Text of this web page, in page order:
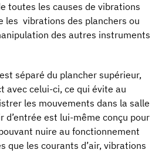
toutes les causes de vibrations
les vibrations des planchers ou
des autres instruments
séparé du plancher supérieur,
avec celui-ci, ce qui évite au
les mouvements dans la salle
d’entrée est lui-même conçu pour
nuire au fonctionnement
que les courants d’air, vibrations